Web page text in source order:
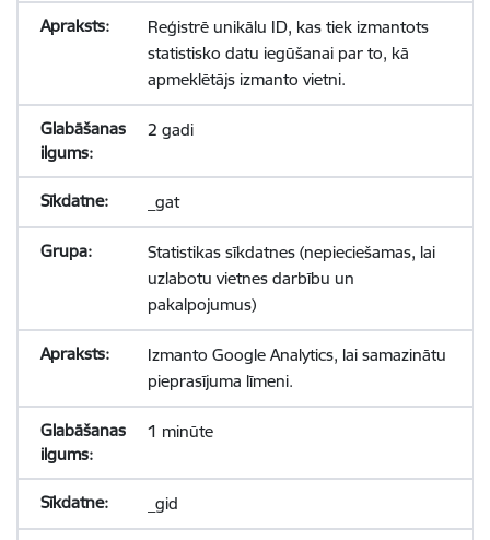
Reģistrē unikālu ID, kas tiek izmantots
statistisko datu iegūšanai par to, kā
apmeklētājs izmanto vietni.
2 gadi
_gat
Statistikas sīkdatnes (nepieciešamas, lai
uzlabotu vietnes darbību un
pakalpojumus)
Izmanto Google Analytics, lai samazinātu
pieprasījuma līmeni.
1 minūte
_gid